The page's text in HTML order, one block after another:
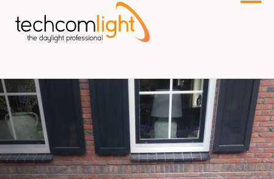
Zum
Hauptinhalt